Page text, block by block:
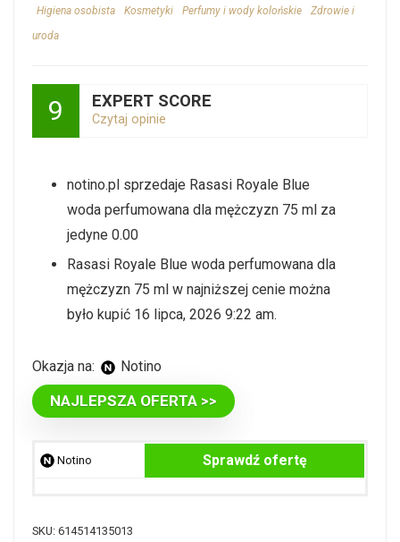
Higiena osobista Kosmetyki Perfumy i wody kolońskie
Zdrowie i
uroda
9 EXPERT SCORE
Czytaj opinie
notino.pl sprzedaje Rasasi Royale Blue
woda perfumowana dla mężczyzn 75 ml za
jedyne 0.00
Rasasi Royale Blue woda perfumowana dla
mężczyzn 75 ml w najniższej cenie można
było kupić 16 lipca, 2026 9:22 am.
Okazja na: Notino
NAJLEPSZA OFERTA >>
Notino Sprawdź ofertę
SKU: 614514135013